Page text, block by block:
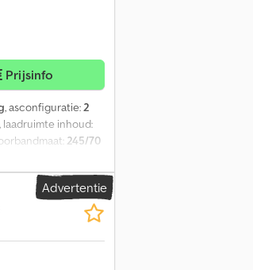
Prijsinfo
, asconfiguratie:2
, laadruimte inhoud:
245/70
en
Aboztd Tfegsk
Advertentie